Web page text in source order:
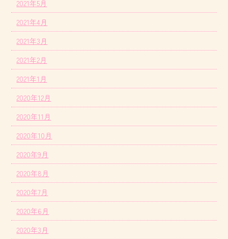
2021年5月
2021年4月
2021年3月
2021年2月
2021年1月
2020年12月
2020年11月
2020年10月
2020年9月
2020年8月
2020年7月
2020年6月
2020年3月